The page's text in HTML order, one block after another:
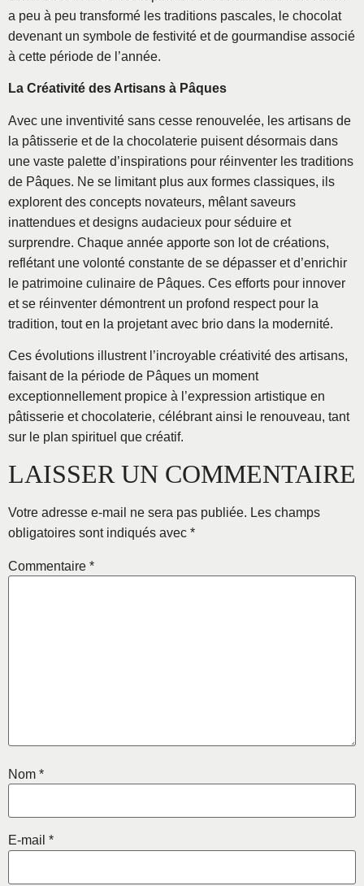
a peu à peu transformé les traditions pascales, le chocolat
devenant un symbole de festivité et de gourmandise associé
à cette période de l’année.
La Créativité des Artisans à Pâques
Avec une inventivité sans cesse renouvelée, les artisans de
la pâtisserie et de la chocolaterie puisent désormais dans
une vaste palette d’inspirations pour réinventer les traditions
de Pâques. Ne se limitant plus aux formes classiques, ils
explorent des concepts novateurs, mêlant saveurs
inattendues et designs audacieux pour séduire et
surprendre. Chaque année apporte son lot de créations,
reflétant une volonté constante de se dépasser et d’enrichir
le patrimoine culinaire de Pâques. Ces efforts pour innover
et se réinventer démontrent un profond respect pour la
tradition, tout en la projetant avec brio dans la modernité.
Ces évolutions illustrent l’incroyable créativité des artisans,
faisant de la période de Pâques un moment
exceptionnellement propice à l’expression artistique en
pâtisserie et chocolaterie, célébrant ainsi le renouveau, tant
sur le plan spirituel que créatif.
LAISSER UN COMMENTAIRE
Votre adresse e-mail ne sera pas publiée. Les champs
obligatoires sont indiqués avec *
Commentaire *
Nom *
E-mail *